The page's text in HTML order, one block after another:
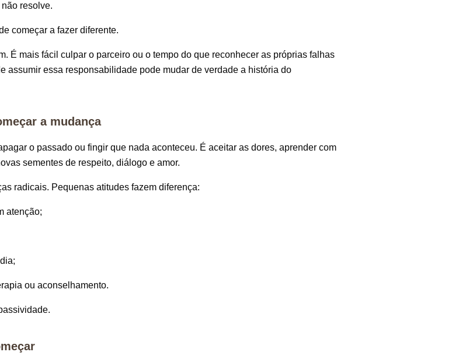
resolve.
começar a fazer diferente.
É mais fácil culpar o parceiro ou o tempo do que reconhecer as próprias falhas
assumir essa responsabilidade pode mudar de verdade a história do
a mudança
o passado ou fingir que nada aconteceu. É aceitar as dores, aprender com
sementes de respeito, diálogo e amor.
radicais. Pequenas atitudes fazem diferença:
atenção;
ou aconselhamento.